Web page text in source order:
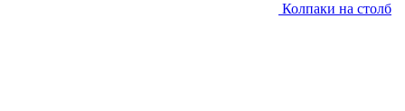
Колпаки на столб